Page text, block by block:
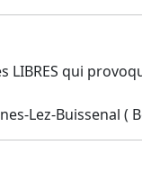
LIBRES qui
Lez-Buissenal (